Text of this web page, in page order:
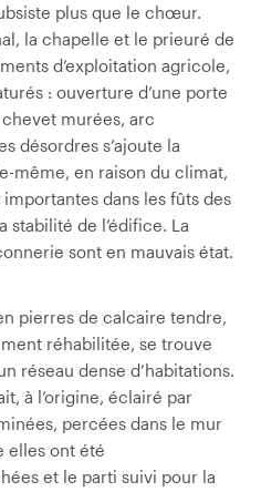
plus que le chœur.
la chapelle et le prieuré de
d’exploitation agricole,
: ouverture d’une porte
murées, arc
désordres s’ajoute la
même, en raison du climat,
dans les fûts des
stabilité de l’édifice. La
sont en mauvais état.
pierres de calcaire tendre,
réhabilitée, se trouve
réseau dense d’habitations.
à l’origine, éclairé par
percées dans le mur
elles ont été
et le parti suivi pour la